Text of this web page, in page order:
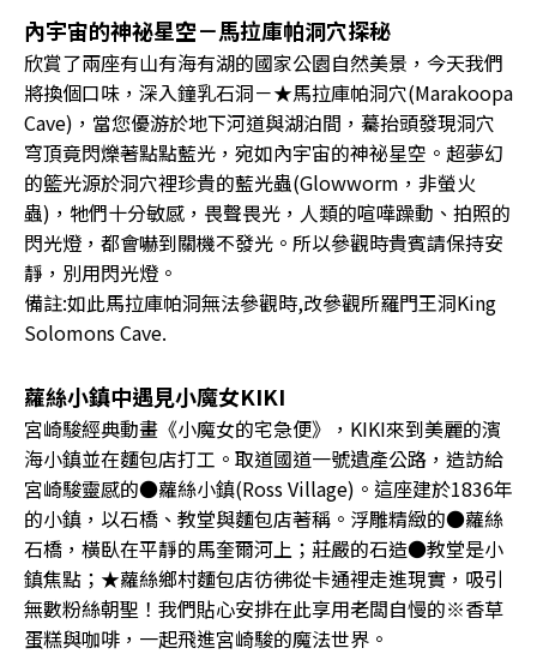
內宇宙的神祕星空－馬拉庫帕洞穴探秘
欣賞了兩座有山有海有湖的國家公園自然美景，今天我們
將換個口味，深入鐘乳石洞－★馬拉庫帕洞穴(Marakoopa
Cave)，當您優游於地下河道與湖泊間，驀抬頭發現洞穴
穹頂竟閃爍著點點藍光，宛如內宇宙的神祕星空。超夢幻
的籃光源於洞穴裡珍貴的藍光蟲(Glowworm，非螢火
蟲)，牠們十分敏感，畏聲畏光，人類的喧嘩躁動、拍照的
閃光燈，都會嚇到關機不發光。所以參觀時貴賓請保持安
靜，別用閃光燈。
備註:如此馬拉庫帕洞無法參觀時,改參觀所羅門王洞King
Solomons Cave.
蘿絲小鎮中遇見小魔女KIKI
宮崎駿經典動畫《小魔女的宅急便》，KIKI來到美麗的濱
海小鎮並在麵包店打工。取道國道一號遺產公路，造訪給
宮崎駿靈感的●蘿絲小鎮(Ross Village)。這座建於1836年
的小鎮，以石橋、教堂與麵包店著稱。浮雕精緻的●蘿絲
石橋，橫臥在平靜的馬奎爾河上；莊嚴的石造●教堂是小
鎮焦點；★蘿絲鄉村麵包店彷彿從卡通裡走進現實，吸引
無數粉絲朝聖！我們貼心安排在此享用老闆自慢的※香草
蛋糕與咖啡，一起飛進宮崎駿的魔法世界。